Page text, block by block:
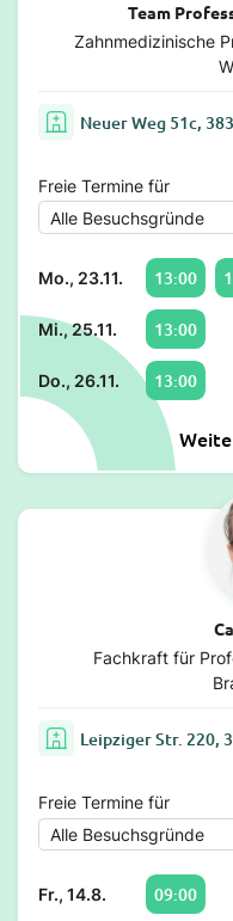
Team
Zahnmedizinische
Neuer Weg 51c,
Freie Termine für
Mo., 23.11. 13:00
Mi., 25.11. 13:00
Do., 26.11. 13:00
Fachkraft für
Leipziger Str. 220,
Freie Termine für
Fr., 14.8. 09:00